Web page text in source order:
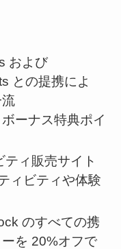
および
との提携によ
ーナス特典ポイ
ィ販売サイト
ィビティや体験
のすべての携
を 20%オフで